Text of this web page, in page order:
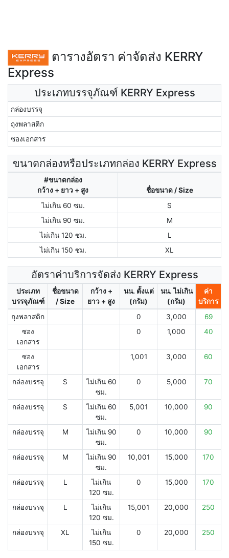
ตารางอัตรา ค่าจัดส่ง KERRY
Express
ประเภทบรรจุภัณฑ์ KERRY Express
กล่องบรรจุ
ถุงพลาสติก
ซองเอกสาร
ขนาดกล่องหรือประเภทกล่อง KERRY Express
#ขนาดกล่อง
กว้าง + ยาว + สูง
ชื่อขนาด / Size
ไม่เกิน 60 ซม.
S
ไม่เกิน 90 ซม.
M
ไม่เกิน 120 ซม.
L
ไม่เกิน 150 ซม.
XL
อัตราค่าบริการจัดส่ง KERRY Express
ประเภท
บรรจุภัณฑ์
ชื่อขนาด
/ Size
กว้าง +
ยาว + สูง
นน. ตั้งแต่
(กรัม)
นน. ไม่เกิน
(กรัม)
ค่า
บริการ
ถุงพลาสติก
0 3,000
69
ซอง
เอกสาร
0 1,000 40
ซอง
เอกสาร
1,001 3,000 60
กล่องบรรจุ S
ไม่เกิน 60
ซม.
0 5,000 70
กล่องบรรจุ S
ไม่เกิน 60
ซม.
5,001 10,000 90
กล่องบรรจุ M
ไม่เกิน 90
ซม.
0 10,000 90
กล่องบรรจุ M
ไม่เกิน 90
ซม.
10,001 15,000 170
กล่องบรรจุ L
ไม่เกิน
120 ซม.
0 15,000 170
กล่องบรรจุ L
ไม่เกิน
120 ซม.
15,001 20,000 250
กล่องบรรจุ XL
ไม่เกิน
150 ซม.
0 20,000 250